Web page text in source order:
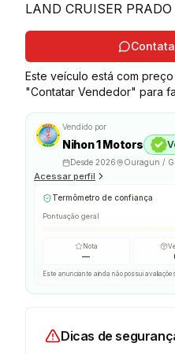
LAND CRUISER
Este veículo está com
"Contatar Vendedor" para
Vendido por
Nihon 1 Motors
Desde 2026 Ouragun /
Acessar perfil
Termômetro de confiança
Pontuação geral
Nota
—
Este anunciante ainda não possui
Dicas de